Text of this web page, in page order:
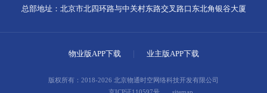
总部地址：北京市北四环路与中关村东路交叉路口东北角银谷大厦
物业版APP下载 业主版APP下载
版权所有：2018-2026 北京物通时空网络科技开发有限公司